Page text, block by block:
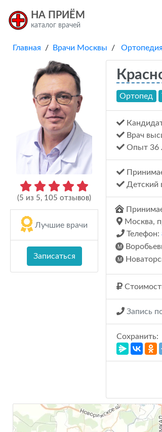
НА ПРИЁМ
каталог врачей
Главная / Врачи Москвы / Ортопедия
(5 из 5, 105 отзывов)
Лучшие врачи
Записаться
Ортопед
Врач
Опыт 36
Детский
Москва,
Телефон:
Запись
Сохранить: